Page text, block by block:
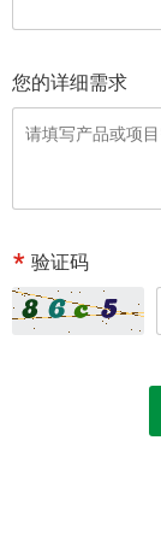
您的详细需求
验证码